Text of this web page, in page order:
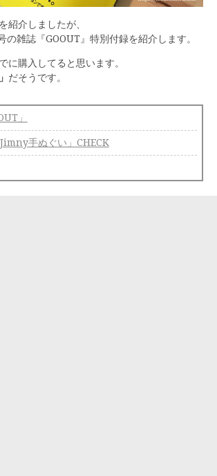
紹介しましたが、
の雑誌『GOOUT』特別付録を紹介します。
に購入してると思います。
だそうです。
」
手ぬぐい」CHECK